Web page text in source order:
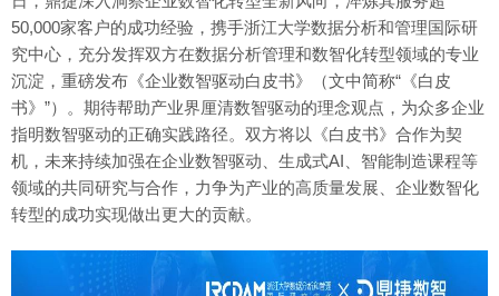
50,000家客户的成功经验，携手浙江大学数据分析和管理国际研
究中心，充分发挥双方在数据分析管理和数智化转型领域的专业
沉淀，重磅发布《企业数智驱动白皮书》（文中简称“《白皮
书》”）。期待帮助产业界厘清数智驱动的理念观点，为众多企业
指明数智驱动的正确实践路径。双方将以《白皮书》合作为契
机，未来持续加强在企业数智驱动、生成式AI、智能制造课程等
领域的共同研究与合作，力争为产业的高质量发展、企业数智化
转型的成功实现做出更大的贡献。